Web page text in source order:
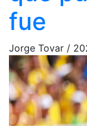
fue
Jorge Tovar /